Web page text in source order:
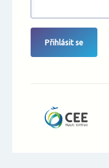
Přihlásit se